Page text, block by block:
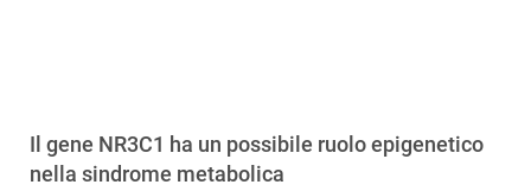
Il gene NR3C1 ha un possibile ruolo epigenetico
nella sindrome metabolica